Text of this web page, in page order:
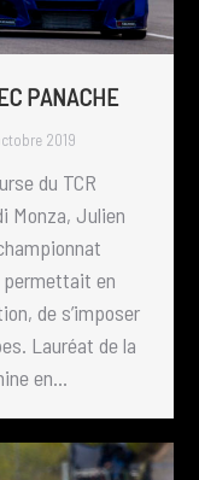
PANACHE
2019
du TCR
Monza, Julien
en
de s’imposer
Lauréat de la
en…